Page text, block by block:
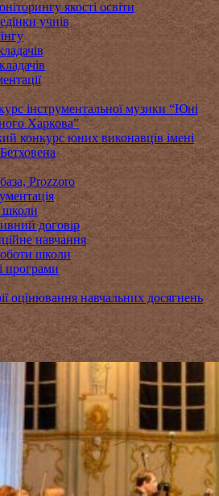
якості освіти
учнів
інструментальної музики “Юні
Харкова”
конкурс юних виконавців імені
Prozzoro
школи
договір
навчання
школи
програми
оцінювання навчальних досягнень